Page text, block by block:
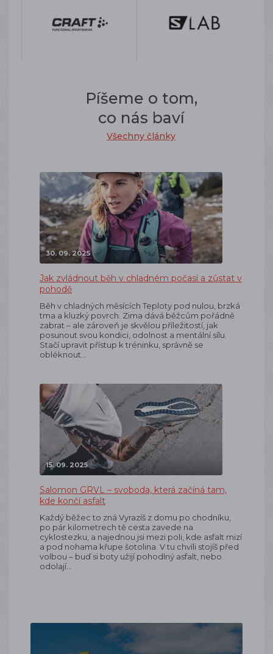
Píšeme o tom,
co nás baví
Všechny články
30. 09. 2025
Jak zvládnout běh v chladném počasí a zůstat v
pohodě
Běh v chladných měsících Teploty pod nulou, brzká
tma a kluzký povrch. Zima dává běžcům pořádně
zabrat – ale zároveň je skvělou příležitostí, jak
posunout svou kondici, odolnost a mentální sílu.
Stačí upravit přístup k tréninku, správně se
obléknout…
15. 09. 2025
Salomon GRVL – svoboda, která začíná tam,
kde končí asfalt
Každý běžec to zná Vyrazíš z domu po chodníku,
po pár kilometrech tě cesta zavede na
cyklostezku, a najednou jsi mezi poli, kde asfalt mizí
a pod nohama křupe šotolina. V tu chvíli stojíš před
volbou – buď si boty užijí pohodlný asfalt, nebo
odolají…